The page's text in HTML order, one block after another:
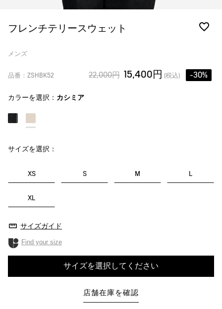
フレンチテリースウェット
メンズ
品番：ZSHBK52 22,000円 15,400円 (税込) -30%
カラーを選択： カシミア
サイズを選択：
XS S M L
XL
サイズガイド
Find your size
サイズを選択してください
店舗在庫を確認